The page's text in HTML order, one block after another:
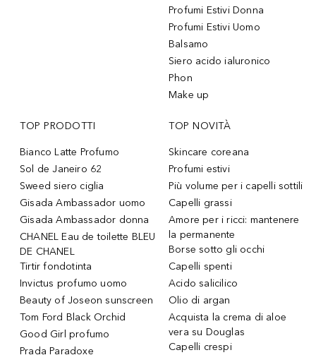
Profumi Estivi Donna
Profumi Estivi Uomo
Balsamo
Siero acido ialuronico
Phon
Make up
TOP PRODOTTI
Bianco Latte Profumo
Sol de Janeiro 62
Sweed siero ciglia
Gisada Ambassador uomo
Gisada Ambassador donna
CHANEL Eau de toilette BLEU
DE CHANEL
Tirtir fondotinta
Invictus profumo uomo
Beauty of Joseon sunscreen
Tom Ford Black Orchid
Good Girl profumo
Prada Paradoxe
TOP NOVITÀ
Skincare coreana
Profumi estivi
Più volume per i capelli sottili
Capelli grassi
Amore per i ricci: mantenere
la permanente
Borse sotto gli occhi
Capelli spenti
Acido salicilico
Olio di argan
Acquista la crema di aloe
vera su Douglas
Capelli crespi